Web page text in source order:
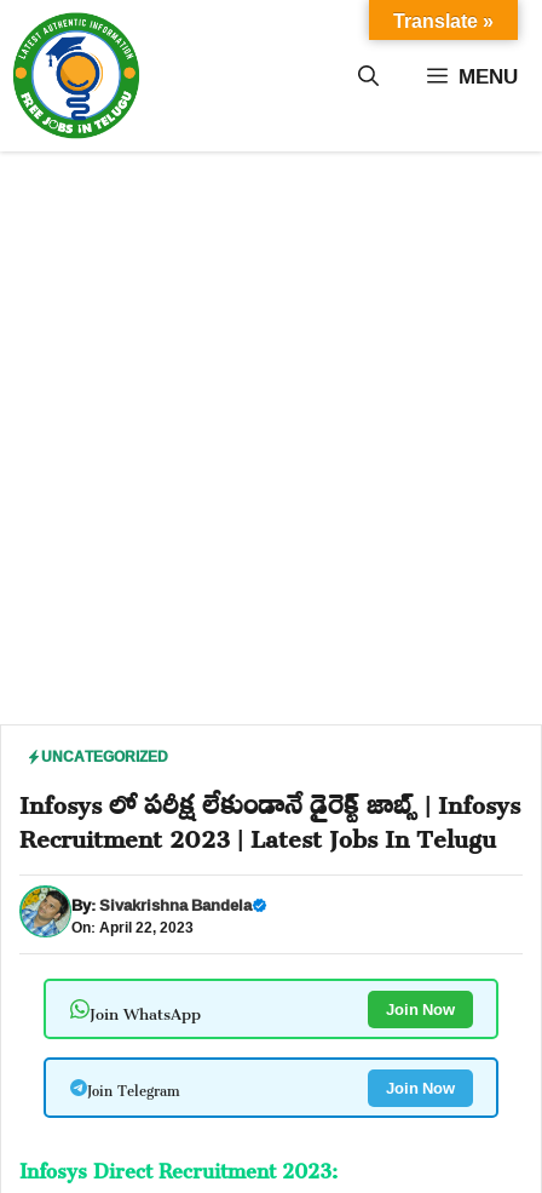
content MENU
UNCATEGORIZED
Infosys లో పరీక్ష లేకుండానే డైరెక్ట్ జాబ్స్ | Infosys
Recruitment 2023 | Latest Jobs In Telugu
By:Sivakrishna Bandela
On: April 22, 2023
Join WhatsApp Join Now
Join Telegram Join Now
Infosys Direct Recruitment 2023:
Translate »